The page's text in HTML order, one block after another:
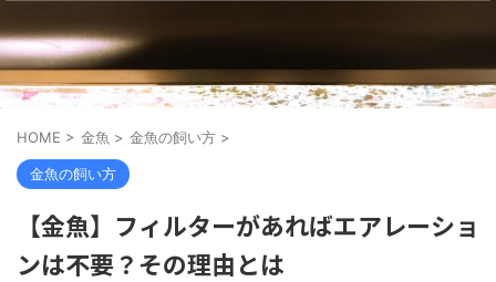
HOME > 金魚 > 金魚の飼い方 >
金魚の飼い方
【金魚】フィルターがあればエアレーショ
ンは不要？その理由とは